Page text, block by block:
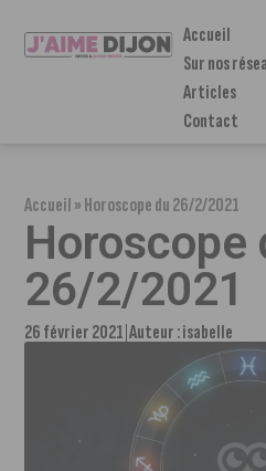
Accueil
Sur nos
Articles
Contact
Accueil»Horoscope du 26/2/2021
Horoscope
26/2/2021
26 février 2021 Auteur :isabelle